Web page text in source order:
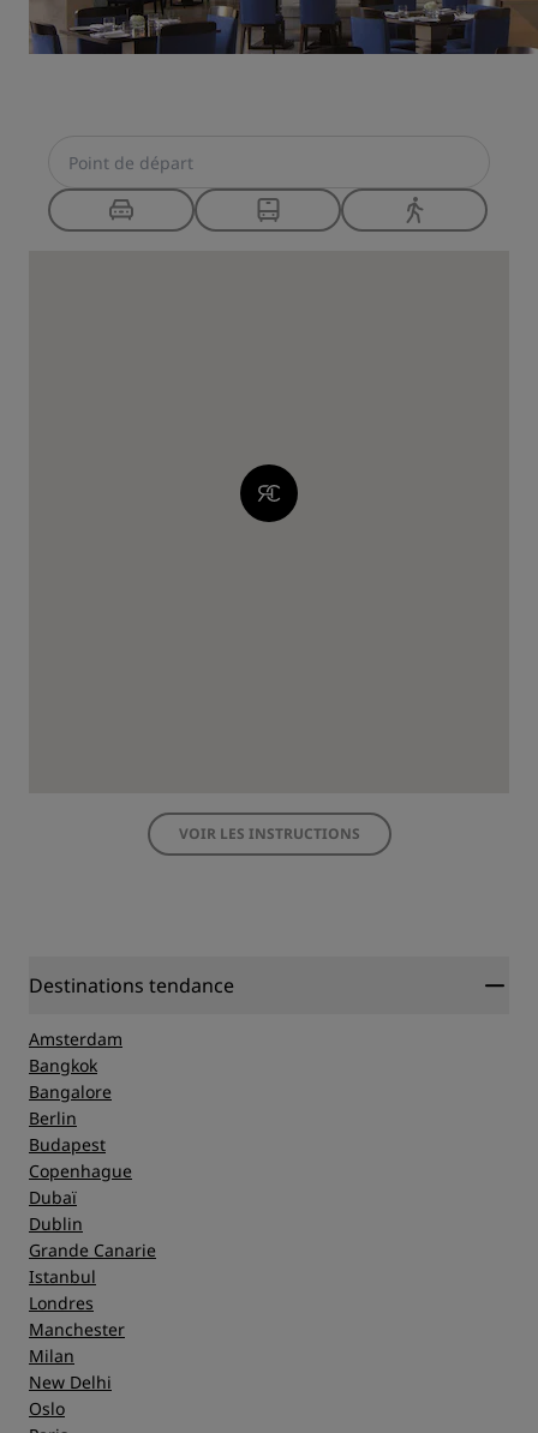
VOIR LES INSTRUCTIONS
Destinations tendance
Amsterdam
Bangkok
Bangalore
Berlin
Budapest
Copenhague
Dubaï
Dublin
Grande Canarie
Istanbul
Londres
Manchester
Milan
New Delhi
Oslo